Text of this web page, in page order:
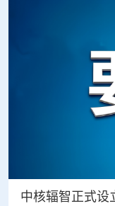
中核辐智正式设